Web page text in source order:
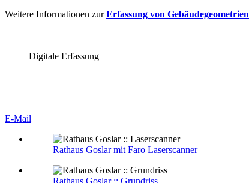
Weitere Informationen zurErfassung von Gebäudegeometrien
Digitale Erfassung
E-Mail
Rathaus Goslar mit Faro Laserscanner
Rathaus Goslar :: Grundriss